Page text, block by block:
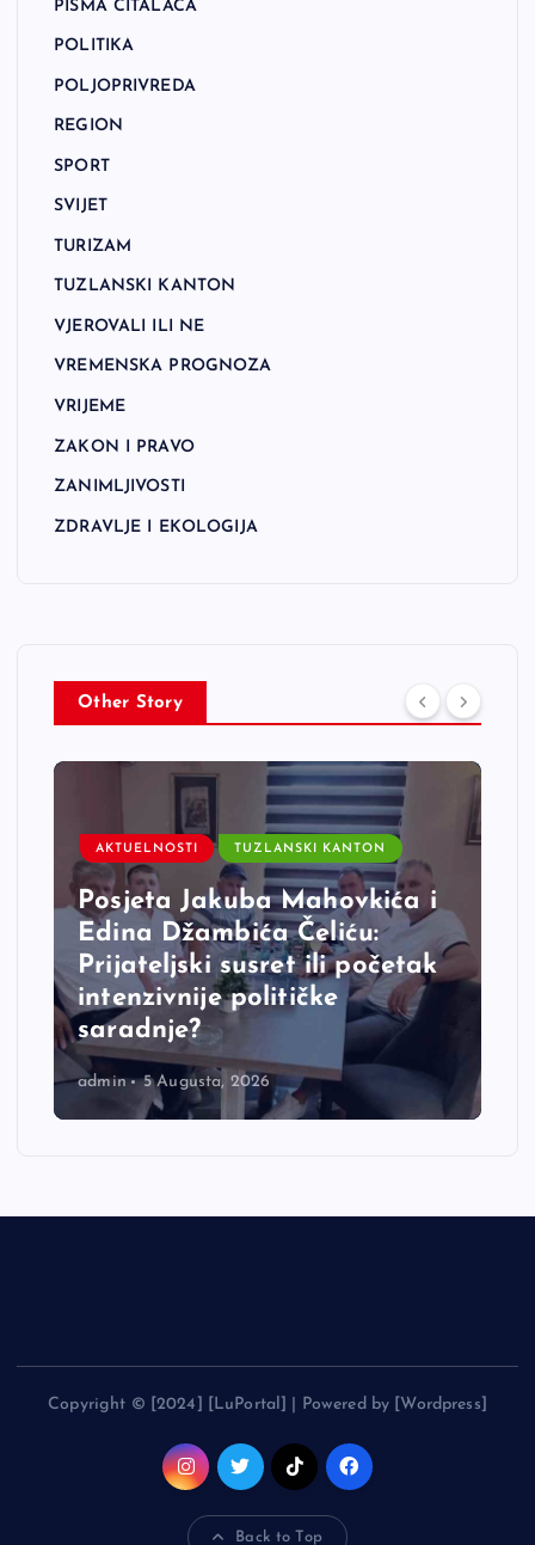
PISMA ČITALACA
POLITIKA
POLJOPRIVREDA
REGION
SPORT
SVIJET
TURIZAM
TUZLANSKI KANTON
VJEROVALI ILI NE
VREMENSKA PROGNOZA
VRIJEME
ZAKON I PRAVO
ZANIMLJIVOSTI
ZDRAVLJE I EKOLOGIJA
Other Story
AKTUELNOSTI TUZLANSKI KANTON
Posjeta Jakuba Mahovkića i
Edina Džambića Čeliću:
Prijateljski susret ili početak
intenzivnije političke
saradnje?
admin 5 Augusta, 2026
Copyright © [2024] [LuPortal] | Powered by [Wordpress]
Back to Top